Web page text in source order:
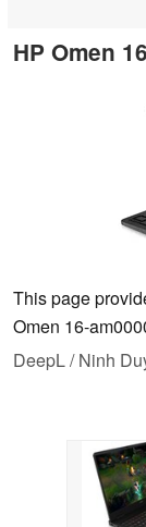
HP Omen
This page
Omen 16-
DeepL / Ninh